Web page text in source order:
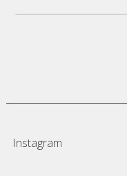
Instagram